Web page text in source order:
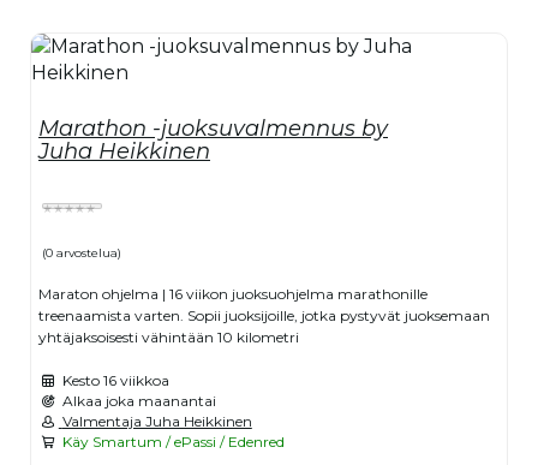
Marathon -juoksuvalmennus by
Juha Heikkinen
(0 arvostelua)
Maraton ohjelma | 16 viikon juoksuohjelma marathonille
treenaamista varten. Sopii juoksijoille, jotka pystyvät juoksemaan
yhtäjaksoisesti vähintään 10 kilometri
Kesto 16 viikkoa
Alkaa joka maanantai
Valmentaja Juha Heikkinen
Käy Smartum / ePassi / Edenred